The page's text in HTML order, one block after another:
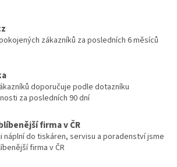
zákazníků za posledních 6 měsíců
doporučuje podle dotazníku
za posledních 90 dní
firma v ČR
náplní do tiskáren, servisu a poradenství jsme
firma v ČR